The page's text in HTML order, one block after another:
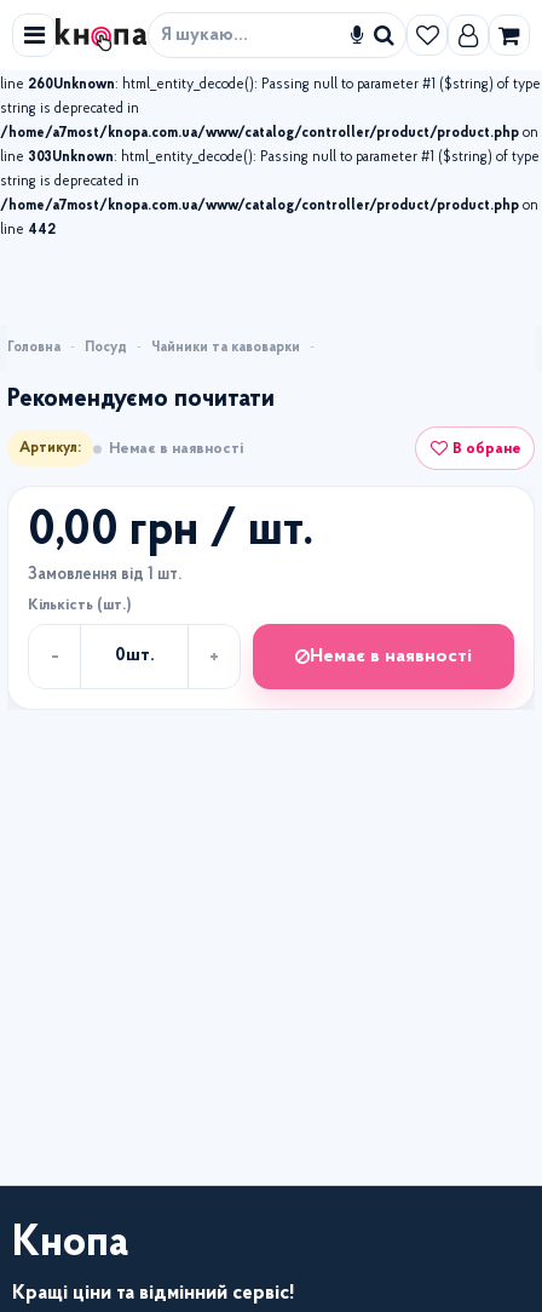
Unknown
: html_entity_decode(): Passing null to parameter #1 ($string) of type string is
deprecated in
/home/a7most/knopa.com.ua/www/catalog/controller/product/product.php
line 260Unknown: html_entity_decode(): Passing null to parameter #1 ($string) of type
string is deprecated in
/home/a7most/knopa.com.ua/www/catalog/controller/product/product.php on
line 303Unknown: html_entity_decode(): Passing null to parameter #1 ($string) of type
string is deprecated in
/home/a7most/knopa.com.ua/www/catalog/controller/product/product.php on
line 442
Знайти
Посуд Чайники та кавоварки
Рекомендуємо почитати
Артикул: Немає в наявності В обране
0,00 грн / шт.
Замовлення від 1 шт.
Кількість (шт.)
- 0шт. + Немає в наявності
Кнопа
Кращі ціни та відмінний сервіс!